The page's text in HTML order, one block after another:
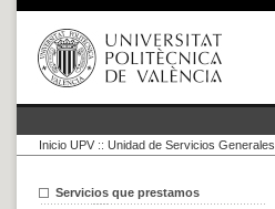
Inicio UPV :: Unidad de Servicios Generales
Servicios que prestamos